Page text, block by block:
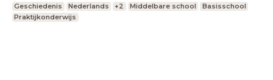
Geschiedenis Nederlands +2 Middelbare school
Basisschool
Praktijkonderwijs